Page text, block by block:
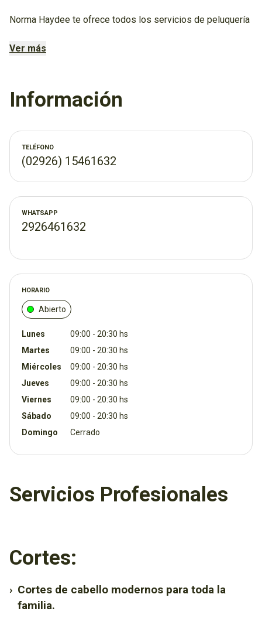
Norma Haydee te ofrece todos los servicios de peluquería
esperas ni pérdidas de tiempo, para vos y toda tu familia.
Ver más
Información
TELÉFONO
(02926) 15461632
WHATSAPP
2926461632
HORARIO
Abierto
Lunes
09:00 - 20:30 hs
Martes
09:00 - 20:30 hs
Miércoles
09:00 - 20:30 hs
Jueves
09:00 - 20:30 hs
Viernes
09:00 - 20:30 hs
Sábado
09:00 - 20:30 hs
Domingo
Cerrado
Servicios Profesionales
Cortes:
› Cortes de cabello modernos para toda la
familia.